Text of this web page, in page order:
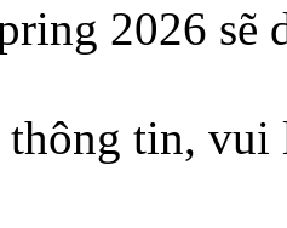
2026 sẽ
thông tin,